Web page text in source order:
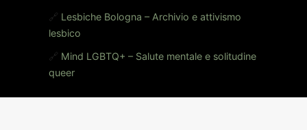
🔗 Lesbiche Bologna – Archivio e attivismo
lesbico
🔗 Mind LGBTQ+ – Salute mentale e solitudine
queer